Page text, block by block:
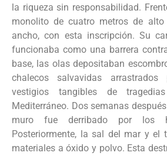
la riqueza sin responsabilidad.
monolito de cuatro metros de
ancho, con esta inscripción. Su
funcionaba como una barrera
base, las olas depositaban
chalecos salvavidas
vestigios tangibles de
Mediterráneo. Dos semanas
muro fue derribado por los
Posteriormente, la sal del mar y el
materiales a óxido y polvo. Esta